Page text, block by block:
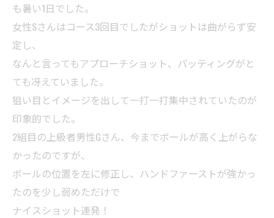
も暑い1日でした。
女性Sさんはコース3回目でしたがショットは曲がらず安
定し、
なんと言ってもアプローチショット、パッティングがと
ても冴えていました。
狙い目とイメージを出して一打一打集中されていたのが
印象的でした。
2組目の上級者男性Gさん、今までボールが高く上がらな
かったのですが、
ボールの位置を左に修正し、ハンドファーストが強かっ
たのを少し弱めただけで
ナイスショット連発！